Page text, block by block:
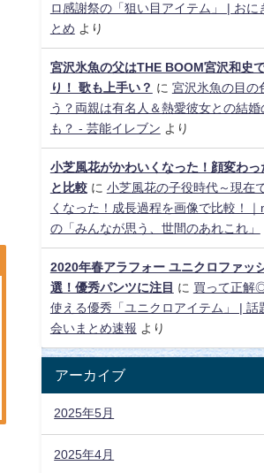
ロ感謝祭の「狙い目アイテム」 | おに
とめ より
宮沢氷魚の父はTHE BOOM宮沢和史
り！ 歌も上手い？ に 宮沢氷魚の目の
う？両親は有名人＆熱愛彼女との結婚
も？ - 芸能イレブン より
小芝風花がかわいくなった！顔変わっ
と比較に 小芝風花の子役時代～現在
くなった！成長過程を画像で比較！｜
の「みんなが思う、世間のあれこれ」
2020年春アラフォー ユニクロファッ
選！優秀パンツに注目 に 買って正解
使える優秀「ユニクロアイテム」 | 話
会いまとめ速報 より
アーカイブ
2025年5月
2025年4月